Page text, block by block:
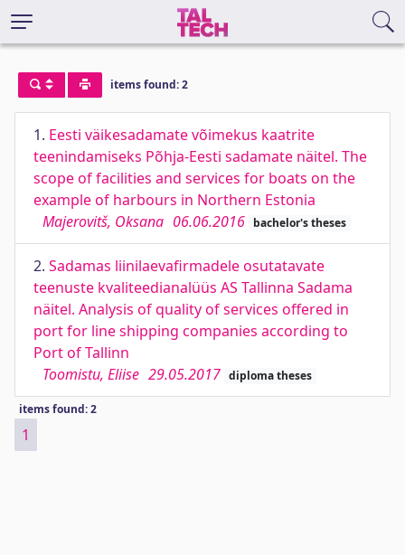
items found: 2
1. Eesti väikesadamate võimekus kaatrite
teenindamiseks Põhja-Eesti sadamate näitel. The
scope of facilities and services for boats on the
example of harbours in Northern Estonia
Majerovitš, Oksana 06.06.2016 bachelor's theses
2. Sadamas liinilaevafirmadele osutatavate
teenuste kvaliteedianalüüs AS Tallinna Sadama
näitel. Analysis of quality of services offered in
port for line shipping companies according to
Port of Tallinn
Toomistu, Eliise 29.05.2017 diploma theses
items found: 2
1